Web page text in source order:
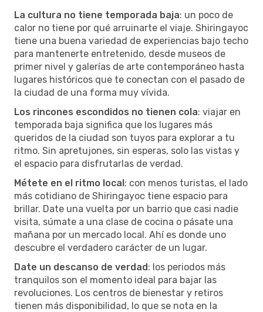
La cultura no tiene temporada baja: un poco de
calor no tiene por qué arruinarte el viaje. Shiringayoc
tiene una buena variedad de experiencias bajo techo
para mantenerte entretenido, desde museos de
primer nivel y galerías de arte contemporáneo hasta
lugares históricos que te conectan con el pasado de
la ciudad de una forma muy vívida.
Los rincones escondidos no tienen cola: viajar en
temporada baja significa que los lugares más
queridos de la ciudad son tuyos para explorar a tu
ritmo. Sin apretujones, sin esperas, solo las vistas y
el espacio para disfrutarlas de verdad.
Métete en el ritmo local: con menos turistas, el lado
más cotidiano de Shiringayoc tiene espacio para
brillar. Date una vuelta por un barrio que casi nadie
visita, súmate a una clase de cocina o pásate una
mañana por un mercado local. Ahí es donde uno
descubre el verdadero carácter de un lugar.
Date un descanso de verdad: los periodos más
tranquilos son el momento ideal para bajar las
revoluciones. Los centros de bienestar y retiros
tienen más disponibilidad, lo que se nota en la